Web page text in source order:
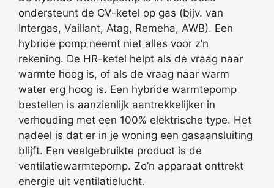
ondersteunt de CV-ketel op gas (bijv. van
Intergas, Vaillant, Atag, Remeha, AWB). Een
hybride pomp neemt niet alles voor z’n
rekening. De HR-ketel helpt als de vraag naar
warmte hoog is, of als de vraag naar warm
water erg hoog is. Een hybride warmtepomp
bestellen is aanzienlijk aantrekkelijker in
verhouding met een 100% elektrische type. Het
nadeel is dat er in je woning een gasaansluiting
blijft. Een veelgebruikte product is de
ventilatiewarmtepomp. Zo’n apparaat onttrekt
energie uit ventilatielucht.